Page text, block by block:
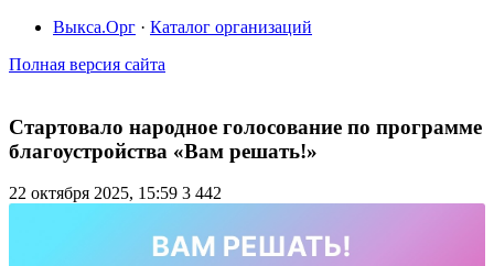
Выкса.Орг · Каталог организаций
Полная версия сайта
Стартовало народное голосование по программе
благоустройства «Вам решать!»
22 октября 2025, 15:59 3 442